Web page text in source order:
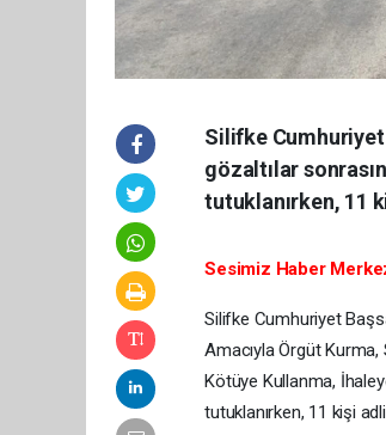
Silifke Cumhuriyet
gözaltılar
tutuklanırken, 11
Sesimiz Haber
Silifke Cumhuriyet
Amacıyla Örgüt
Kötüye Kullanma,
tutuklanırken, 11 kişi